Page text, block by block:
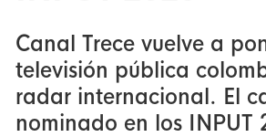
Canal Trece vuelve a
televisión pública
radar internacional. El
nominado en los INPUT